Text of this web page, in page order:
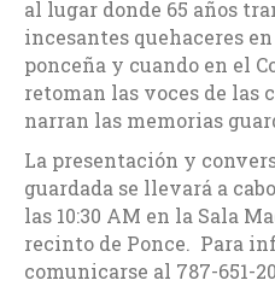
al lugar donde 65 años
incesantes quehaceres
ponceña y cuando en el
retoman las voces de las
narran las memorias
La presentación y
guardada se llevará a
las 10:30 AM en la Sala
recinto de Ponce. Para
comunicarse al 787-651-